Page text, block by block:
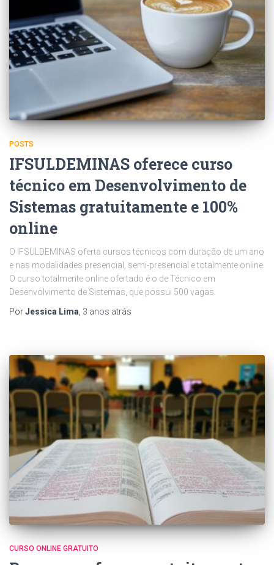
POSTS
IFSULDEMINAS oferece curso
técnico em Desenvolvimento de
Sistemas gratuitamente e 100%
online
O IFSULDEMINAS oferta cursos técnicos com duração de um ano
e nas modalidades presencial, semi-presencial e totalmente online.
O curso totalmente online ofertado é o de Técnico em
Desenvolvimento de Sistemas, que possui 500 vagas.
PorJessica Lima 3 anos atrás
CURSO ONLINE GRATUITO